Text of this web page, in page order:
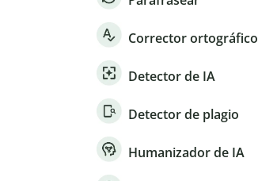
Corrector ortográfico
Detector de IA
Detector de plagio
Humanizador de IA